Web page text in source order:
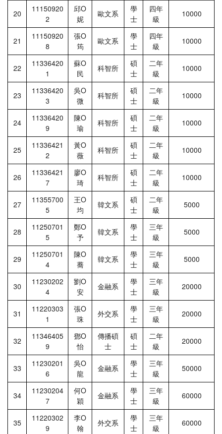
20
11150920
2
邱Ο
妮
歐文系
學
士
四年
級
10000
21
11150920
8
張Ο
筠
歐文系
學
士
四年
級
10000
22
11336420
1
蘇Ο
民
科智所
碩
士
二年
級
10000
23
11336420
3
吳Ο
微
科智所
碩
士
二年
級
10000
24
11336420
9
陳Ο
瑜
科智所
碩
士
二年
級
10000
25
11336421
2
黃Ο
薇
科智所
碩
士
二年
級
10000
26
11336421
7
廖Ο
琦
科智所
碩
士
二年
級
10000
27
11355700
5
王Ο
均
韓文系
碩
士
二年
級
5000
28
11250701
5
鄭Ο
予
韓文系
學
士
三年
級
5000
29
11250701
4
陳Ο
蕎
韓文系
學
士
三年
級
5000
30
11230202
4
劉Ο
安
金融系
學
士
三年
級
20000
31
11220303
1
張Ο
珠
外交系
學
士
三年
級
20000
32
11346405
9
鄧Ο
怡
傳播碩
士
碩
士
二年
級
20000
33
11230201
6
吳Ο
龍
金融系
學
士
三年
級
50000
34
11230204
7
何Ο
穎
金融系
學
士
三年
級
60000
35
11220302
9
李Ο
翰
外交系
學
士
三年
級
60000